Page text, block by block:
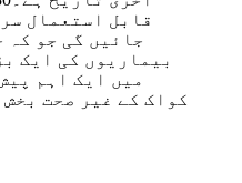
قابل استعمال
جائیں گی جو کہ
بیماریوں کی ایک
میں ایک اہم
کواک کے غیر صحت بخش